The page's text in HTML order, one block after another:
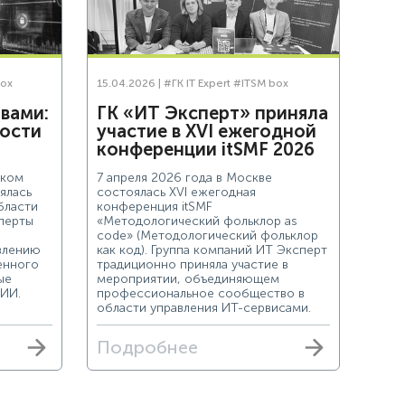
15.04.2026 |#ГК IT Expert #ITSM box
ГК «ИТ Эксперт» приняла
участие в XVI ежегодной
конференции itSMF 2026
7 апреля 2026 года в Москве
состоялась XVI ежегодная
конференция itSMF
«Методологический фольклор as
code» (Методологический фольклор
как код). Группа компаний ИТ Эксперт
традиционно приняла участие в
мероприятии, объединяющем
профессиональное сообщество в
области управления ИТ-сервисами.
Подробнее